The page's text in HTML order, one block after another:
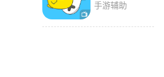
手游辅助